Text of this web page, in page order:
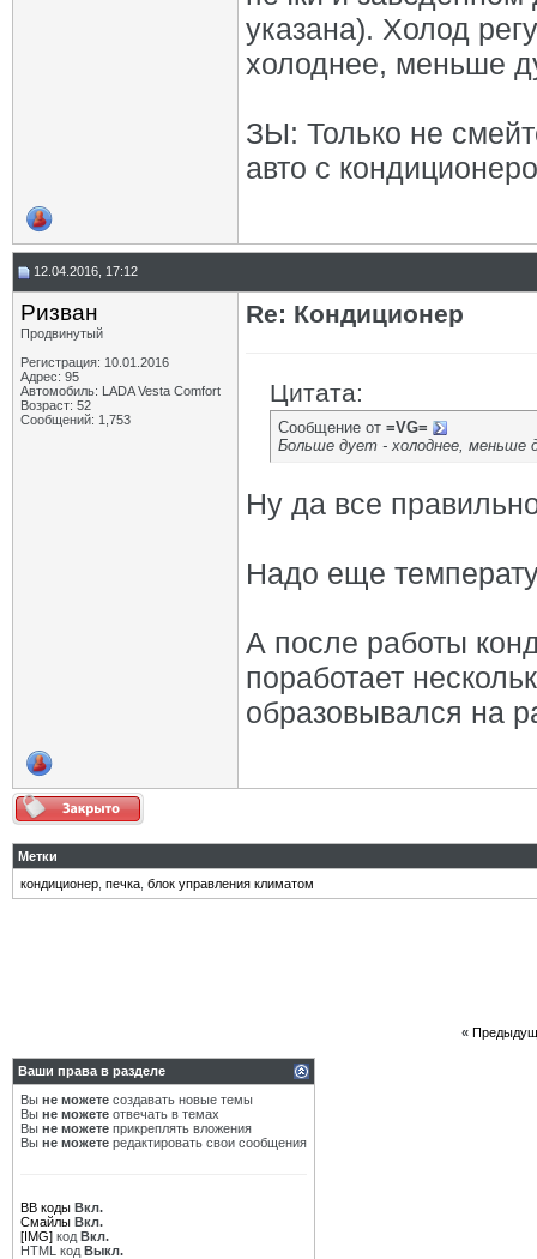
указана). Холод
холоднее, меньше
ЗЫ: Только не
авто с
12.04.2016, 17:12
Ризван
Продвинутый
Регистрация: 10.01.2016
Адрес: 95
Автомобиль: LADA Vesta Сomfort
Возраст: 52
Сообщений: 1,753
Re: Кондиционер
Цитата:
Сообщение от =VG=
Больше дует - холоднее, меньше
Ну да все
Надо еще
А после работы
поработает
образовывался на
Метки
кондиционер печка блок управления климатом
«
Ваши права в разделе
Вы не можете создавать новые темы
Вы не можете отвечать в темах
Вы не можете прикреплять вложения
Вы не можете редактировать свои сообщения
BB коды Вкл.
Смайлы Вкл.
[IMG] код Вкл.
HTML код Выкл.